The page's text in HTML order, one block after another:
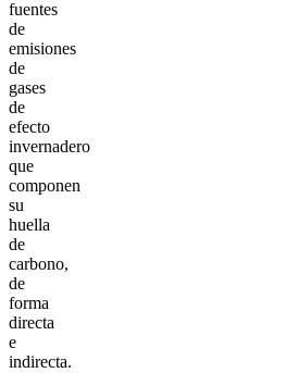
fuentes
de
emisiones
de
gases
de
efecto
invernadero
que
componen
su
huella
de
carbono,
de
forma
directa
e
indirecta.